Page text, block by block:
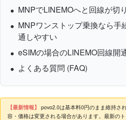
MNPでLINEMOへと回線が切
MNPワンストップ乗換なら手
通しやすい
eSIMの場合のLINEMO回線開
よくある質問 (FAQ)
【最新情報】 povo2.0は基本料0円のまま維持さ
容・価格は変更される場合があります。最新の